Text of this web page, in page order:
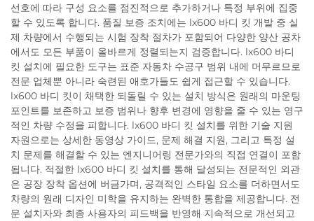
선호에 따라 구성 요소를 점진적으로 추가하거나 특정 부위에 집중
할 수 있도록 합니다. 품질 보증 조치에는 lx600 바디 킷 개발 중 실
제 차량에서 수행되는 시험 장착 절차가 포함되어 다양한 양산 공차
에서도 모든 부품이 올바르게 정렬되는지 검증합니다. lx600 바디
킷 설치에 필요한 도구는 표준 자동차 수공구 범위 내에 머무르므로
전문 업체뿐 아니라 숙련된 애호가들도 쉽게 접근할 수 있습니다.
lx600 바디 킷이 채택한 되돌릴 수 있는 설치 방식은 원래의 마운팅
포인트를 보존하고 보증 범위나 향후 변경에 영향을 줄 수 있는 영구
적인 차량 수정을 피합니다. lx600 바디 킷 설치를 위한 기술 지원
자원으로는 상세한 동영상 가이드, 문제 해결 지원, 그리고 특정 설
치 문제를 해결할 수 있는 엔지니어링 전문가와의 직접 연결이 포함
됩니다. 적절한 lx600 바디 킷 설치를 통해 달성되는 전문적인 외관
은 공장 장착 옵션에 버금가며, 공격적인 스타일 요소를 더하면서도
차량의 원래 디자인 미학을 유지하는 완벽한 통합을 제공합니다. 전
문 설치자와 최종 사용자의 피드백을 반영해 지속적으로 개선되고